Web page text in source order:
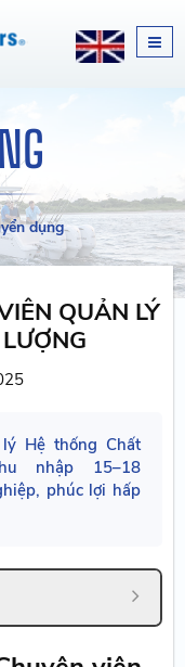
dụng
QUẢN LÝ
Hệ thống Chất
nhập 15–18
phúc lợi hấp